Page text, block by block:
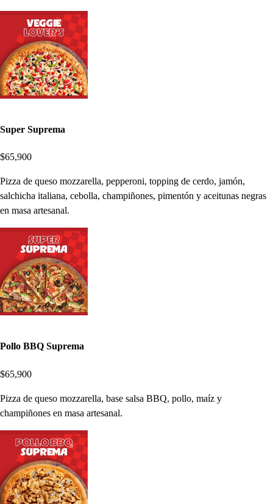
Super Suprema
$65,900
Pizza de queso mozzarella, pepperoni, topping de cerdo, jamón,
salchicha italiana, cebolla, champiñones, pimentón y aceitunas negras
en masa artesanal.
Pollo BBQ Suprema
$65,900
Pizza de queso mozzarella, base salsa BBQ, pollo, maíz y
champiñones en masa artesanal.